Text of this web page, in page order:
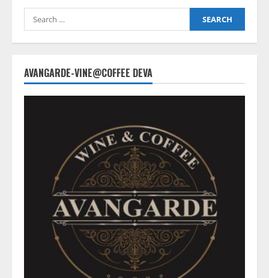
Search
for:
AVANGARDE-VINE@COFFEE DEVA